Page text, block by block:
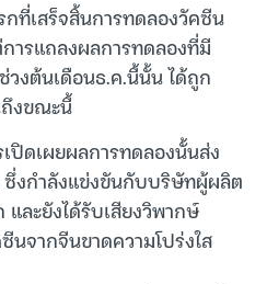
ที่เสร็จสิ้นการทดลองวัคซีน
ารแถลงผลการทดลองที่มี
วงต้นเดือนธ.ค.นี้นั้น ได้ถูก
งขณะนี้
ปิดเผยผลการทดลองนั้นส่ง
งกำลังแข่งขันกับบริษัทผู้ผลิต
ละยังได้รับเสียงวิพากษ์
จากจีนขาดความโปร่งใส